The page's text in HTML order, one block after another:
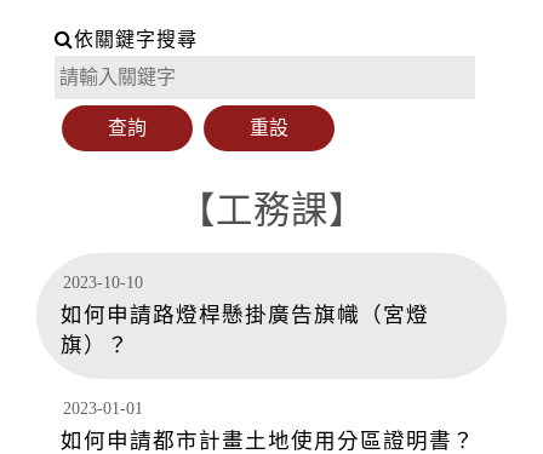
依關鍵字搜尋
【工務課】
2023-10-10
如何申請路燈桿懸掛廣告旗幟（宮燈
旗）？
2023-01-01
如何申請都市計畫土地使用分區證明書？